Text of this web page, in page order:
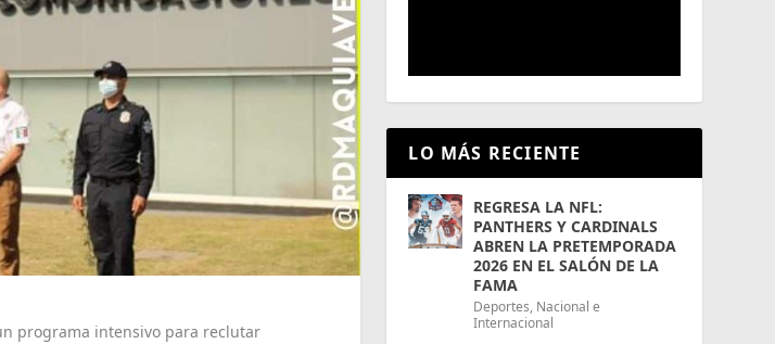
programa intensivo para reclutar
LO MÁS RECIENTE
REGRESA LA NFL:
PANTHERS Y CARDINALS
ABREN LA PRETEMPORADA
2026 EN EL SALÓN DE LA
FAMA
Deportes, Nacional e
Internacional